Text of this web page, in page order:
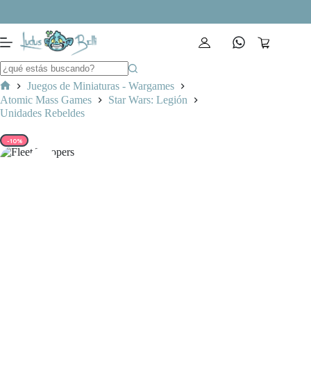
contenido
Carro
Inicio
Juegos de Miniaturas - Wargames
Atomic Mass Games
Star Wars: Legión
Unidades Rebeldes
-10%